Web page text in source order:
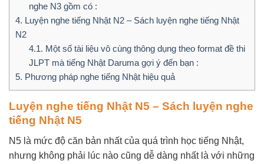
nghe N3 gồm có :
4. Luyện nghe tiếng Nhật N2 – Sách luyện nghe tiếng Nhật
N2
4.1. Một số tài liệu vô cùng thông dụng theo format đề thi
JLPT mà tiếng Nhật Daruma gợi ý đến bạn :
5. Phương pháp nghe tiếng Nhật hiệu quả
Luyện nghe tiếng Nhật N5 – Sách luyện nghe
tiếng Nhật N5
N5 là mức độ căn bản nhất của quá trình học tiếng Nhật,
nhưng không phải lúc nào cũng dễ dàng nhất là với những